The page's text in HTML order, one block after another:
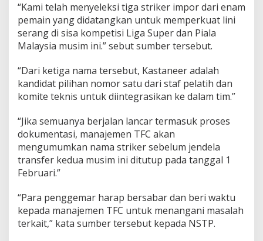
“Kami telah menyeleksi tiga striker impor dari enam
pemain yang didatangkan untuk memperkuat lini
serang di sisa kompetisi Liga Super dan Piala
Malaysia musim ini.” sebut sumber tersebut.
“Dari ketiga nama tersebut, Kastaneer adalah
kandidat pilihan nomor satu dari staf pelatih dan
komite teknis untuk diintegrasikan ke dalam tim.”
“Jika semuanya berjalan lancar termasuk proses
dokumentasi, manajemen TFC akan
mengumumkan nama striker sebelum jendela
transfer kedua musim ini ditutup pada tanggal 1
Februari.”
“Para penggemar harap bersabar dan beri waktu
kepada manajemen TFC untuk menangani masalah
terkait,” kata sumber tersebut kepada NSTP.